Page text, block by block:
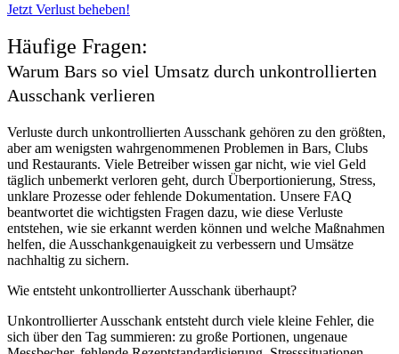
Jetzt Verlust beheben!
Häufige Fragen:
Warum Bars so viel Umsatz durch unkontrollierten
Ausschank verlieren
Verluste durch unkontrollierten Ausschank gehören zu den größten,
aber am wenigsten wahrgenommenen Problemen in Bars, Clubs
und Restaurants. Viele Betreiber wissen gar nicht, wie viel Geld
täglich unbemerkt verloren geht, durch Überportionierung, Stress,
unklare Prozesse oder fehlende Dokumentation. Unsere FAQ
beantwortet die wichtigsten Fragen dazu, wie diese Verluste
entstehen, wie sie erkannt werden können und welche Maßnahmen
helfen, die Ausschankgenauigkeit zu verbessern und Umsätze
nachhaltig zu sichern.
Wie entsteht unkontrollierter Ausschank überhaupt?
Unkontrollierter Ausschank entsteht durch viele kleine Fehler, die
sich über den Tag summieren: zu große Portionen, ungenaue